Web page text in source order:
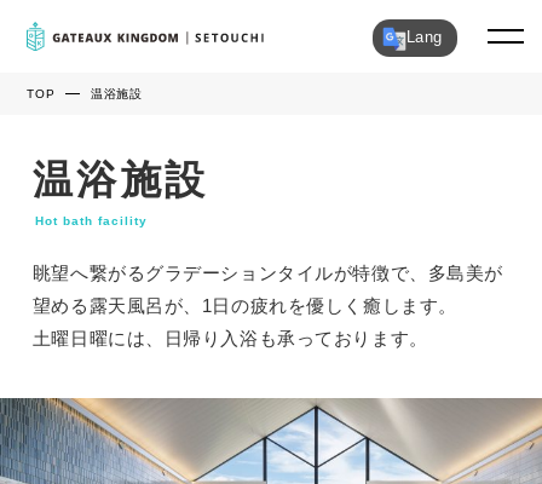
Lang
TOP 温浴施設
温浴施設
Hot bath facility
眺望へ繋がるグラデーションタイルが特徴で、多島美が
望める露天風呂が、1日の疲れを優しく癒します。
土曜日曜には、日帰り入浴も承っております。